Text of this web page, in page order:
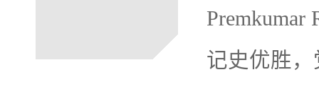
Premkumar
记史优胜